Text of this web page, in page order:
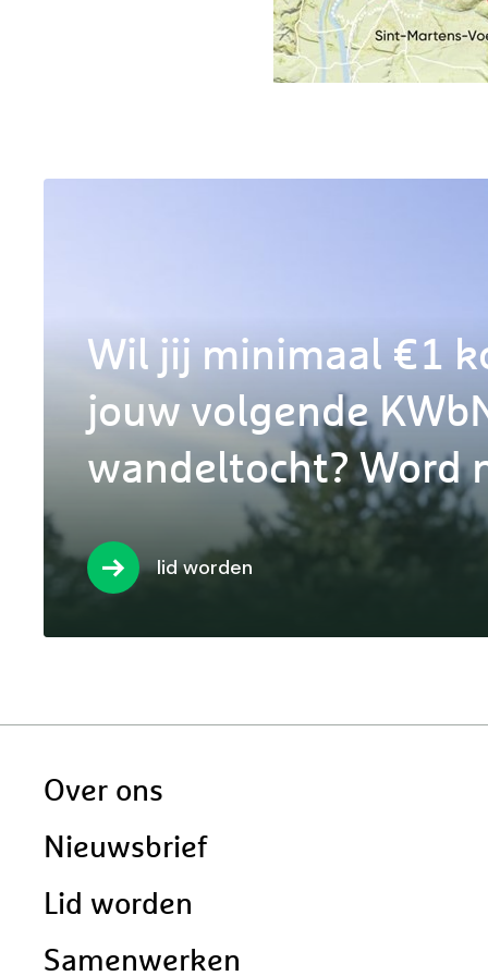
Wil jij minimaal €1
jouw volgende
wandeltocht? Word
lid worden
Doormat
Over ons
Nieuwsbrief
Lid worden
Samenwerken